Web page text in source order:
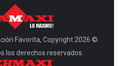
Favorita, Copyright 2026 ©.
los derechos reservados.